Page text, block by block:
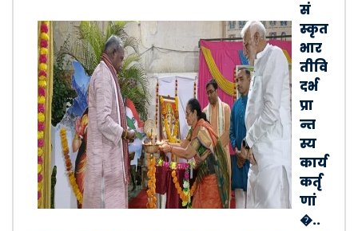
सं
स्कृत
भार
तीवि
दर्भ
प्रा
न्त
स्य
कार्य
कर्तृ
णां
�..